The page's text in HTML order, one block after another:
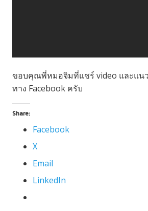
ขอบคุณพี่หมอจิมที่แชร์ video และแน
ทาง Facebook ครับ
Share:
Facebook
X
Email
LinkedIn